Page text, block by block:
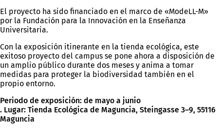
El proyecto ha sido financiado en el marco de «ModeLL-M»
por la Fundación para la Innovación en la Enseñanza
Universitaria.
Con la exposición itinerante en la tienda ecológica, este
exitoso proyecto del campus se pone ahora a disposición de
un amplio público durante dos meses y anima a tomar
medidas para proteger la biodiversidad también en el
propio entorno.
Periodo de exposición: de mayo a junio
. Lugar: Tienda Ecológica de Maguncia, Steingasse 3–9, 55116
Maguncia